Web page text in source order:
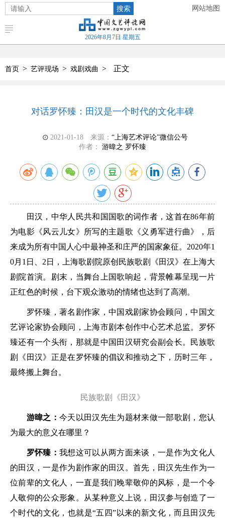
搜索 网站地图
2026年8月7日 星期五
首页 > 艺评现场 > 戏剧戏曲 > 正文
对话罗怀臻：田汉是一个时代的文化丰碑
2021-01-18 来源： “上海艺术评论”微信公号
作者：
游暐之 罗怀臻
田汉，中华人民共和国国歌的词作者，这首在86年前
为电影《风云儿女》所写的主题歌《义勇军进行曲》，后
来成为所有中国人心中最神圣和庄严的国家象征。2020年1
0月1日、2日，上海歌剧院原创民族歌剧《田汉》在上海大
剧院首演。剧末，当舞台上国歌响起，背景帷幕呈现一片
正红色的时候，台下观众激动的情绪也达到了高潮。
罗怀臻，著名剧作家，中国戏剧家协会顾问，中国文
艺评论家协会顾问，上海市剧本创作中心艺术总监。罗怀
臻还有一个头衔，那就是中国田汉研究会副会长。民族歌
剧《田汉》正是在罗怀臻的倡议和推动之下，历时三年，
最终搬上舞台。
民族歌剧《田汉》
游暐之：今天以田汉先生为题材来做一部歌剧，您认
为最大的意义在哪里？
罗怀臻：我想这可以从两方面来谈，一是作为文化人
的田汉，一是作为剧作家的田汉。首先，田汉先生作为一
位前辈的文化人，一直是我们晚辈敬仰的风标，是一个令
人敬仰的公众形象。从某种意义上说，田汉参与创造了一
个时代的文化，也就是“五四”以来的新文化，而且田汉先